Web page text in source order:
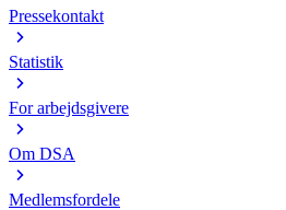
Pressekontakt
Statistik
For arbejdsgivere
Om DSA
Medlemsfordele